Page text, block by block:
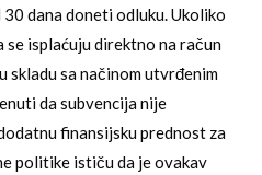
dana doneti odluku. Ukoliko
isplaćuju direktno na račun
skladu sa načinom utvrđenim
da subvencija nije
finansijsku prednost za
politike ističu da je ovakav